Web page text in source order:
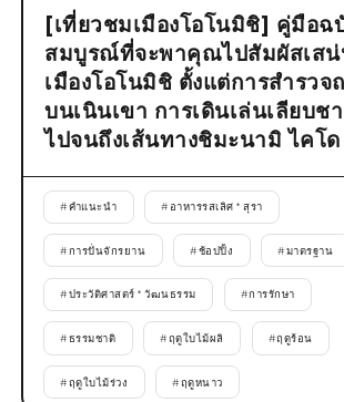
[เที่ยวชมเมืองโอโนมิชิ] คู่มือฉ
สมบูรณ์ที่จะพาคุณไปสัมผัสเสน่
เมืองโอโนมิชิ ตั้งแต่การสำรวจ
บนเนินเขา การเดินเล่นเลียบช
ไปจนถึงเส้นทางชิมะนามิ ไคโด
#คำแนะนำ # อาหารรสเลิศ * สุรา
#การปั่นจักรยาน #ช้อปปิ้ง #มาตรฐาน
#ประวัติศาสตร์ * วัฒนธรรม #การรักษา
#ธรรมชาติ #ฤดูใบไม้ผลิ #ฤดูร้อน
#ฤดูใบไม้ร่วง #ฤดูหนาว